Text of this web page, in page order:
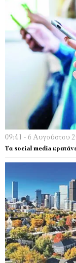
09:41 - 6 Αυγούστου
Τα social media